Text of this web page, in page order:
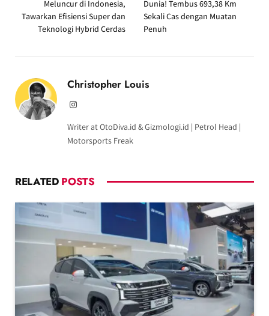
Meluncur di Indonesia,
Tawarkan Efisiensi Super dan
Teknologi Hybrid Cerdas
Dunia! Tembus 693,38 Km
Sekali Cas dengan Muatan
Penuh
Christopher Louis
Instagram
Writer at OtoDiva.id & Gizmologi.id | Petrol Head |
Motorsports Freak
RELATED POSTS